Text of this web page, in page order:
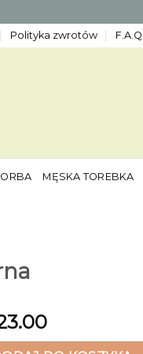
Polityka zwrotów F.A.Q
MĘSKA TOREBKA